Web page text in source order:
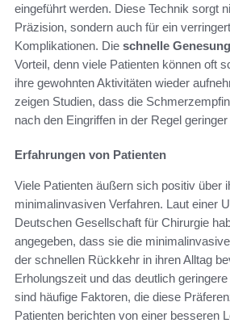
eingeführt werden. Diese Technik sorgt
Präzision, sondern auch für ein
Komplikationen. Die schnelle Genesung
Vorteil, denn viele Patienten können oft
ihre gewohnten Aktivitäten wieder
zeigen Studien, dass die
nach den Eingriffen in der Regel geringer
Erfahrungen von Patienten
Viele Patienten äußern sich positiv über
minimalinvasiven Verfahren. Laut einer
Deutschen Gesellschaft für Chirurgie
angegeben, dass sie die
der schnellen Rückkehr in ihren Alltag
Erholungszeit und das deutlich
sind häufige Faktoren, die diese
Patienten berichten von einer besseren